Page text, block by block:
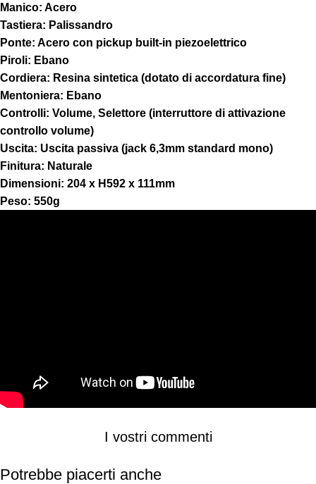
Manico: Acero
Tastiera: Palissandro
Ponte: Acero con pickup built-in piezoelettrico
Piroli: Ebano
Cordiera: Resina sintetica (dotato di accordatura fine)
Mentoniera: Ebano
Controlli: Volume, Selettore (interruttore di attivazione
controllo volume)
Uscita: Uscita passiva (jack 6,3mm standard mono)
Finitura: Naturale
Dimensioni: 204 x H592 x 111mm
Peso: 550g
I vostri commenti
Potrebbe piacerti anche